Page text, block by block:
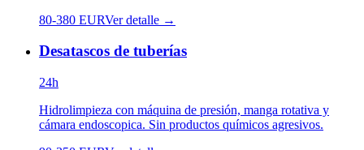
80-380 EURVer detalle →
Desatascos de tuberías
24h
Hidrolimpieza con máquina de presión, manga rotativa y
cámara endoscopica. Sin productos químicos agresivos.